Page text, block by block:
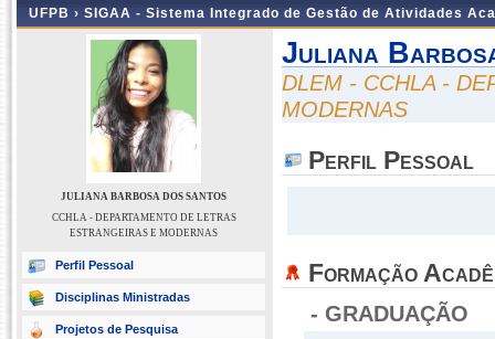
UFPB › SIGAA - Sistema Integrado de Gestão de Atividades
JULIANA BARBOSA DOS SANTOS
CCHLA - DEPARTAMENTO DE LETRAS
ESTRANGEIRAS E MODERNAS
Perfil Pessoal
Disciplinas Ministradas
Projetos de Pesquisa
Juliana
DLEM - CCHLA -
MODERNAS
Perfil Pessoal
Formação
- GRADUAÇÃO